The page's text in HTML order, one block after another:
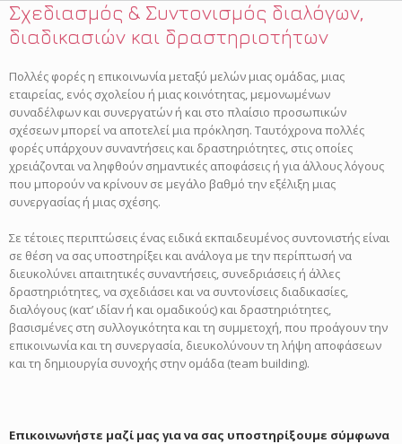
Σχεδιασμός & Συντονισμός διαλόγων,
διαδικασιών και δραστηριοτήτων
Πολλές φορές η επικοινωνία μεταξύ μελών μιας ομάδας, μιας
εταιρείας, ενός σχολείου ή μιας κοινότητας, μεμονωμένων
συναδέλφων και συνεργατών ή και στο πλαίσιο προσωπικών
σχέσεων μπορεί να αποτελεί μια πρόκληση. Ταυτόχρονα πολλές
φορές υπάρχουν συναντήσεις και δραστηριότητες, στις οποίες
χρειάζονται να ληφθούν σημαντικές αποφάσεις ή για άλλους λόγους
που μπορούν να κρίνουν σε μεγάλο βαθμό την εξέλιξη μιας
συνεργασίας ή μιας σχέσης.
Σε τέτοιες περιπτώσεις ένας ειδικά εκπαιδευμένος συντονιστής είναι
σε θέση να σας υποστηρίξει και ανάλογα με την περίπτωσή να
διευκολύνει απαιτητικές συναντήσεις, συνεδριάσεις ή άλλες
δραστηριότητες, να σχεδιάσει και να συντονίσεις διαδικασίες,
διαλόγους (κατ’ ιδίαν ή και ομαδικούς) και δραστηριότητες,
βασισμένες στη συλλογικότητα και τη συμμετοχή, που προάγουν την
επικοινωνία και τη συνεργασία, διευκολύνουν τη λήψη αποφάσεων
και τη δημιουργία συνοχής στην ομάδα (team building).
Επικοινωνήστε μαζί μας για να σας υποστηρίξουμε σύμφωνα